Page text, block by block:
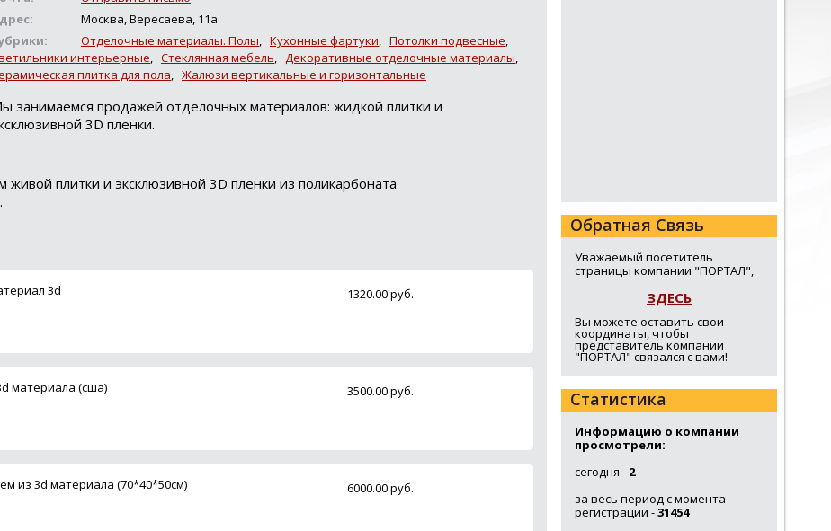
Москва, Вересаева, 11а
Отделочные материалы. Полы, Кухонные фартуки, Потолки подвесные,
интерьерные, Стеклянная мебель, Декоративные отделочные материалы,
плитка для пола, Жалюзи вертикальные и горизонтальные
занимаемся продажей отделочных материалов: жидкой плитки и
3D пленки.
плитки и эксклюзивной 3D пленки из поликарбоната
3d 1320.00 руб.
материала (сша) 3500.00 руб.
из 3d материала (70*40*50см) 6000.00 руб.
Обратная Связь
Уважаемый посетитель
страницы компании "ПОРТАЛ",
ЗДЕСЬ
Вы можете оставить свои
координаты, чтобы
представитель компании
"ПОРТАЛ" связался с вами!
Статистика
Информацию о компании
просмотрели:
сегодня - 2
за весь период с момента
регистрации -31454